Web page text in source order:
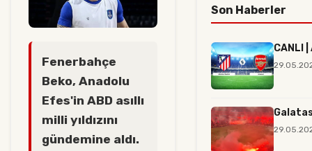
Fenerbahçe
Beko, Anadolu
Efes'in ABD asıllı
milli yıldızını
gündemine aldı.
Son Haberler
CANLI